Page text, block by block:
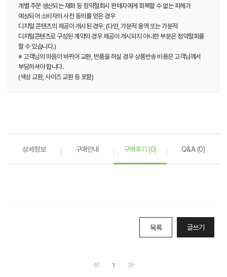
개별 주문 생산되는 재화 등 청약철회시 판매자에게 회복할 수 없는 피해가
예상되어 소비자의 사전 동의를 얻은 경우
디지털 콘텐츠의 제공이 개시된 경우, (다만, 가분적 용역 또는 가분적
디지털콘텐츠로 구성된 계약의 경우 제공이 개시되지 아니한 부분은 청약철회를
할 수 있습니다.)
※ 고객님의 마음이 바뀌어 교환, 반품을 하실 경우 상품반송 비용은 고객님께서
부담하셔야 합니다.
(색상 교환, 사이즈 교환 등 포함)
상세정보 구매안내 구매후기 (0) Q&A (0)